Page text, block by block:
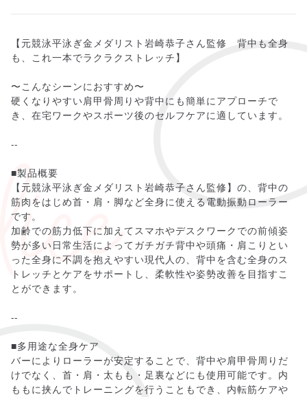
【元競泳平泳ぎ金メダリスト岩崎恭子さん監修 背中も全身
も、これ一本でラクラクストレッチ】
〜こんなシーンにおすすめ〜
硬くなりやすい肩甲骨周りや背中にも簡単にアプローチで
き、在宅ワークやスポーツ後のセルフケアに適しています。
--
■製品概要
【元競泳平泳ぎ金メダリスト岩崎恭子さん監修】の、背中の
筋肉をはじめ首・肩・脚など全身に使える電動振動ローラー
です。
加齢での筋力低下に加えてスマホやデスクワークでの前傾姿
勢が多い日常生活によってガチガチ背中や頭痛・肩こりとい
った全身に不調を抱えやすい現代人の、背中を含む全身のス
トレッチとケアをサポートし、柔軟性や姿勢改善を目指すこ
とができます。
--
■多用途な全身ケア
バーによりローラーが安定することで、背中や肩甲骨周りだ
けでなく、首・肩・太もも・足裏などにも使用可能です。内
ももに挟んでトレーニングを行うこともでき、内転筋ケアや